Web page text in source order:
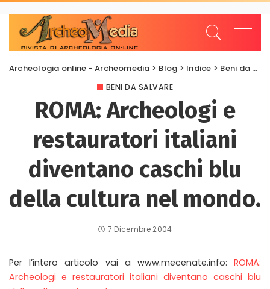
Archeologia online - Archeomedia > Blog > Indice > Beni da salvare
BENI DA SALVARE
ROMA: Archeologi e
restauratori italiani
diventano caschi blu
della cultura nel mondo.
7 Dicembre 2004
Per l’intero articolo vai a www.mecenate.info: ROMA:
Archeologi e restauratori italiani diventano caschi blu